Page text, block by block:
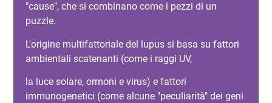
"cause", che si combinano come i pezzi di un
puzzle.
L'origine multifattoriale del lupus si basa su fattori
ambientali scatenanti (come i raggi UV,
la luce solare, ormoni e virus) e fattori
immunogenetici (come alcune "peculiarità" dei geni